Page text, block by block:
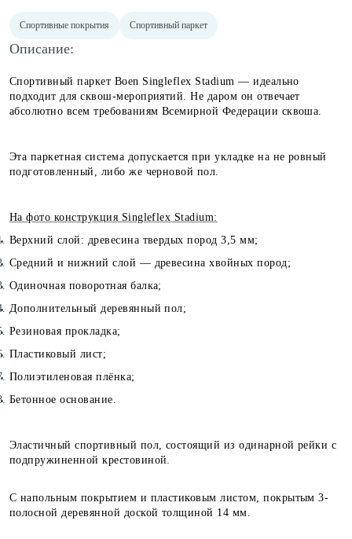
Спортивные покрытия Спортивный паркет
Описание:
Спортивный паркет Boen Singleflex Stadium — идеально
подходит для сквош-мероприятий. Не даром он отвечает
абсолютно всем требованиям Всемирной Федерации сквоша.
Эта паркетная система допускается при укладке на не ровный
подготовленный, либо же черновой пол.
На фото конструкция Singleflex Stadium:
Верхний слой: древесина твердых пород 3,5 мм;
Средний и нижний слой — древесина хвойных пород;
Одиночная поворотная балка;
Дополнительный деревянный пол;
Резиновая прокладка;
Пластиковый лист;
Полиэтиленовая плёнка;
Бетонное основание.
Эластичный спортивный пол, состоящий из одинарной рейки с
подпружиненной крестовиной.
С напольным покрытием и пластиковым листом, покрытым 3-
полосной деревянной доской толщиной 14 мм.